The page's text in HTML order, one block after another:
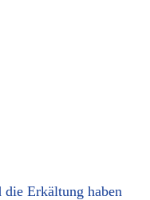
die Erkältung haben